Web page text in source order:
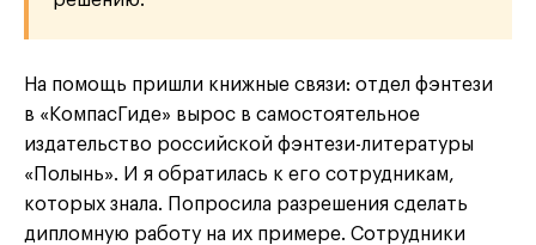
На помощь пришли книжные связи: отдел фэнтези
в «КомпасГиде» вырос в самостоятельное
издательство российской фэнтези-литературы
«Полынь». И я обратилась к его сотрудникам,
которых знала. Попросила разрешения сделать
дипломную работу на их примере. Сотрудники